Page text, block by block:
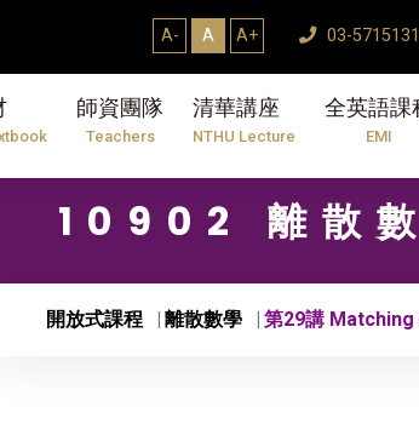
A- A A+ 03-
師資團隊
Teachers
清華講座
NTHU Lecture
全英語課
EMI
31】114學年度第2學期
10902 離散
開放式課程 離散數學 第29講